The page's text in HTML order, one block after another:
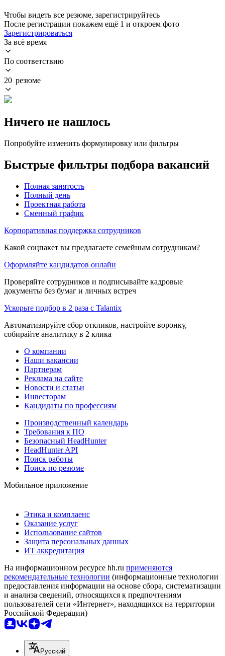
Чтобы видеть все резюме, зарегистрируйтесь
После регистрации покажем ещё 1 и откроем фото
Зарегистрироваться
За всё время
По соответствию
20 резюме
Ничего не нашлось
Попробуйте изменить формулировку или фильтры
Быстрые фильтры подбора вакансий
Полная занятость
Полный день
Проектная работа
Сменный график
Корпоративная поддержка сотрудников
Какой соцпакет вы предлагаете семейным сотрудникам?
Оформляйте кандидатов онлайн
Проверяйте сотрудников и подписывайте кадровые
документы без бумаг и личных встреч
Ускорьте подбор в 2 раза с Talantix
Автоматизируйте сбор откликов, настройте воронку,
собирайте аналитику в 2 клика
О компании
Наши вакансии
Партнерам
Реклама на сайте
Новости и статьи
Инвесторам
Кандидаты по профессиям
Производственный календарь
Требования к ПО
Безопасный HeadHunter
HeadHunter API
Поиск работы
Поиск по резюме
Мобильное приложение
Этика и комплаенс
Оказание услуг
Использование сайтов
Защита персональных данных
ИТ аккредитация
На информационном ресурсе hh.ru применяются
рекомендательные технологии (информационные технологии
предоставления информации на основе сбора, систематизации
и анализа сведений, относящихся к предпочтениям
пользователей сети «Интернет», находящихся на территории
Российской Федерации)
Русский